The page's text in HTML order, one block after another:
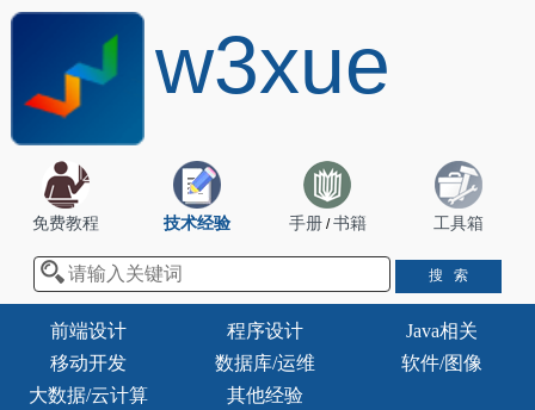
w3xue
免费教程 技术经验 手册/书籍 工具箱
前端设计 程序设计
Java相关
移动开发
数据库/运维
软件/图像
大数据/云计算
其他经验